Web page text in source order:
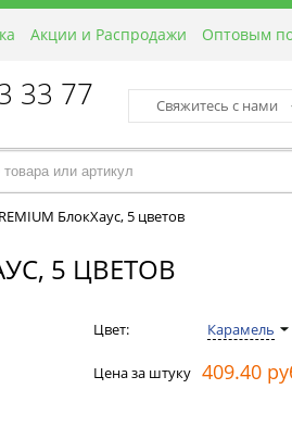
Акции и Распродажи Оптовым
33 77 Свяжитесь с нами
БлокХаус, 5 цветов
5 ЦВЕТОВ
Цвет: Карамель
Цена за штуку 409.40